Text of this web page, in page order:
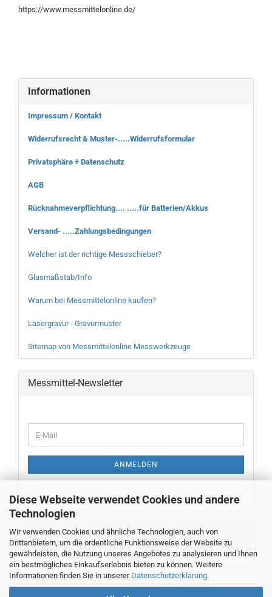
Diese Webseite verwendet Cookies und andere
Technologien
Wir verwenden Cookies und ähnliche Technologien, auch von
Drittanbietern, um die ordentliche Funktionsweise der Website zu
gewährleisten, die Nutzung unseres Angebotes zu analysieren und Ihnen
ein bestmögliches Einkaufserlebnis bieten zu können. Weitere
Informationen finden Sie in unserer Datenschutzerklärung.
https://www.messmittelonline.de/
Informationen
Impressum / Kontakt
Widerrufsrecht & Muster-.....Widerrufsformular
Privatsphäre + Datenschutz
AGB
Rücknahmeverpflichtung.... .....für Batterien/Akkus
Versand- .....Zahlungsbedingungen
Welcher ist der richtige Messschieber?
Glasmaßstab/Info
Warum bei Messmittelonline kaufen?
Lasergravur - Gravurmuster
Sitemap von Messmittelonline Messwerkzeuge
Messmittel-Newsletter
ZUR
E-
Mail
ANMELDEN
Neue Messwerkzeuge